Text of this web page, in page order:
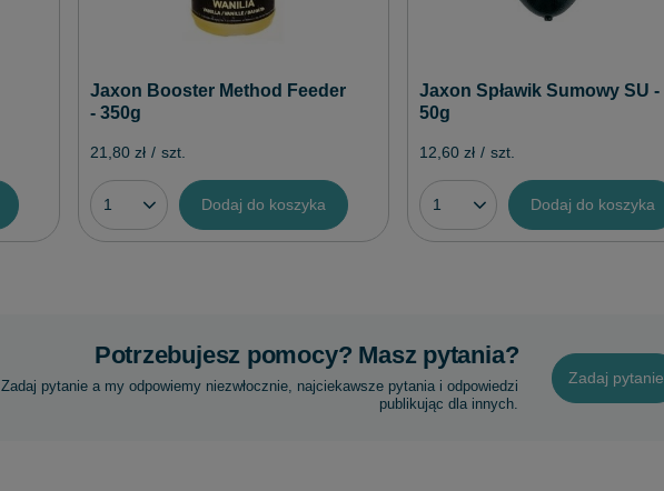
Jaxon Booster Method Feeder
- 350g
21,80 zł / szt.
Dodaj do koszyka
Jaxon Spławik Sumowy SU -
50g
12,60 zł / szt.
Dodaj do koszyka
Potrzebujesz pomocy? Masz pytania?
Zadaj pytanie a my odpowiemy niezwłocznie, najciekawsze pytania i odpowiedzi
publikując dla innych.
Zadaj pytanie